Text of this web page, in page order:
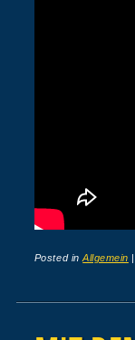
Posted inAllgemein |